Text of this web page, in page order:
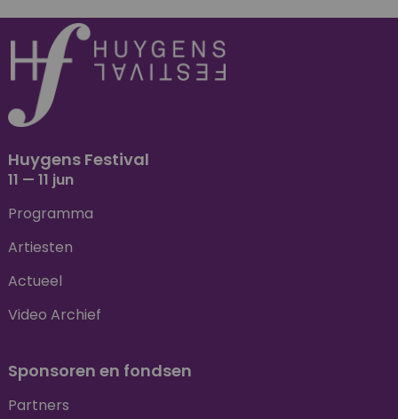
Huygens Festival
11 — 11 jun
Programma
Artiesten
Actueel
Video Archief
Sponsoren en fondsen
Partners